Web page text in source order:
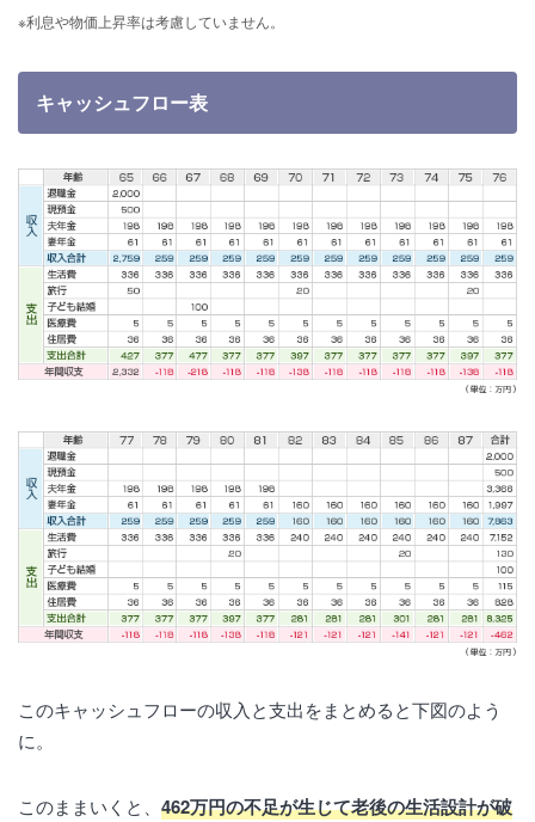
※利息や物価上昇率は考慮していません。
キャッシュフロー表
このキャッシュフローの収入と支出をまとめると下図のよう
に。
このままいくと、 462万円の不足が生じて老後の生活設計が破